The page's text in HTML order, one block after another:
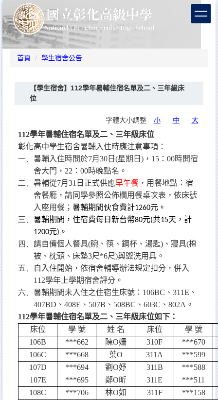
到
主
要
內
首頁 學生宿舍公告
【學生宿舍】112學年暑輔住宿名單及二、三年級床
位
字體大小調整 小 中 大
112學年暑輔住宿名單及二、三年級床位
彰化高中學生宿舍暑輔入住時應注意事項：
一、 暑輔入住時間於7月 30 日 (星期日 ) ， 15 ： 00時開宿
舍大門， 22 ： 00時晚點名。
二、 暑輔從7月 31 日正式供應早午餐 ，用餐地點：宿
舍餐廳，請同學參照公佈欄用餐桌次表，依床號
入座用餐； 暑輔期間伙食費計1260元。
三、 暑輔期間，住宿費每日新台幣80元(共15天，計
1200元) 。
四、 請自備個人餐具(碗、筷、鋼杯、湯匙) 、寢具(棉
被、枕頭、床墊3尺*6尺)與盥洗用具。
五、
自入住開始，依宿舍輔導辦法規定扣分，併入
112學年上學期宿舍評分。
六、 暑輔期間未入住之住宿生床號： 106BC 、 311E 、
407BD 、 408E 、 507B 、 508BC 、 603C 、 802A 。
112學年暑輔住宿名單及二、三年級床位如下：
床位
學 號 姓 名 床位
學 號
106B
***662 陳O姍 310F
***670
106C
***668 葉O 311A
***599
107D
***694 劉 O妤 311B
***588
107E
***695 鄭O昕 311E
***511
108C
***706 林O如 311F
***158